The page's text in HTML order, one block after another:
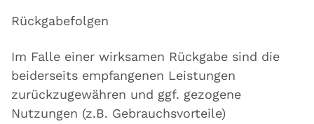
Rückgabefolgen
Im Falle einer wirksamen Rückgabe sind die
beiderseits empfangenen Leistungen
zurückzugewähren und ggf. gezogene
Nutzungen (z.B. Gebrauchsvorteile)